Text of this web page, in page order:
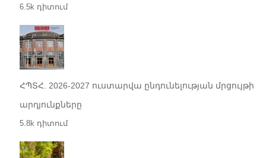
6.5k դիտում
ՀՊՏՀ. 2026-2027 ուստարվա ընդունելության մրցույթի
արդյունքները
5.8k դիտում